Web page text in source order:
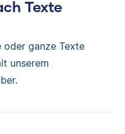
Texte
oder ganze Texte
unserem